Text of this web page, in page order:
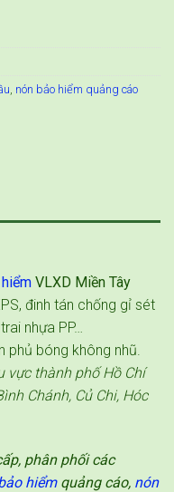
nón bảo hiểm quảng cáo
VLXD Miền Tây
đinh tán chống gỉ sét
nhựa PP…
phủ bóng không nhũ.
vực thành phố Hồ Chí
Chánh, Củ Chi, Hóc
phân phối các
hiểm quảng cáo, nón